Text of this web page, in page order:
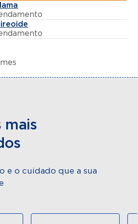
mais
e o cuidado que a sua